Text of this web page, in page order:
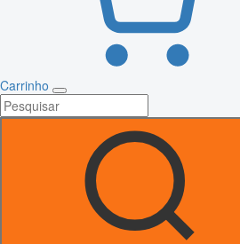
Carrinho